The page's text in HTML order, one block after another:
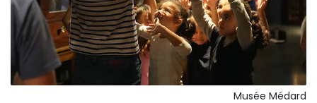
Musée Médard